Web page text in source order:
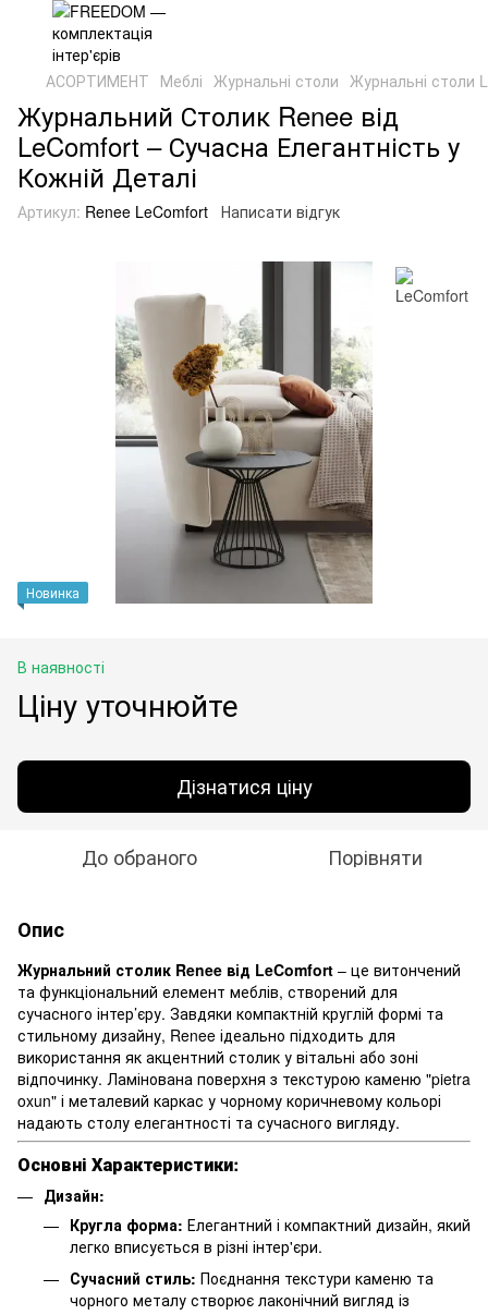
АСОРТИМЕНТ Меблі Журнальні столи Журнальні столи
Журнальний Столик Renee від
LeComfort – Сучасна Елегантність у
Кожній Деталі
Артикул: Renee LeComfort Написати відгук
Новинка
В наявності
Ціну уточнюйте
Дізнатися ціну
До обраного Порівняти
Опис
Журнальний столик Renee від LeComfort – це витончений
та функціональний елемент меблів, створений для
сучасного інтер’єру. Завдяки компактній круглій формі та
стильному дизайну, Renee ідеально підходить для
використання як акцентний столик у вітальні або зоні
відпочинку. Ламінована поверхня з текстурою каменю "pietra
oxun" і металевий каркас у чорному коричневому кольорі
надають столу елегантності та сучасного вигляду.
Основні Характеристики:
Дизайн:
Кругла форма: Елегантний і компактний дизайн, який
легко вписується в різні інтер'єри.
Сучасний стиль: Поєднання текстури каменю та
чорного металу створює лаконічний вигляд із